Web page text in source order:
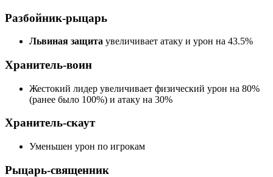
Разбойник-рыцарь
Львиная защита увеличивает атаку и урон на 43.5%
Хранитель-воин
Жестокий лидер увеличивает физический урон на 80%
(ранее было 100%) и атаку на 30%
Хранитель-скаут
Уменьшен урон по игрокам
Рыцарь-священник